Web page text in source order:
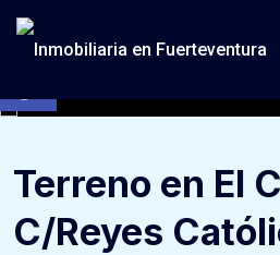
Abrir barra de herramientas
Terreno en El
C/Reyes